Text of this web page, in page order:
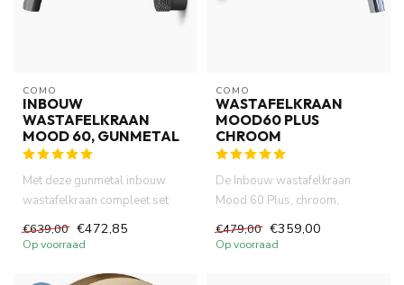
COMO
INBOUW
WASTAFELKRAAN
MOOD 60, GUNMETAL
Met deze gunmetal inbouw
wastafelkraan compleet set
€639,00 €472,85
Op voorraad
COMO
WASTAFELKRAAN
MOOD60 PLUS
CHROOM
De Inbouw wastafelkraan
Mood 60 Plus, chroom,
messing. ...
€479,00 €359,00
Op voorraad